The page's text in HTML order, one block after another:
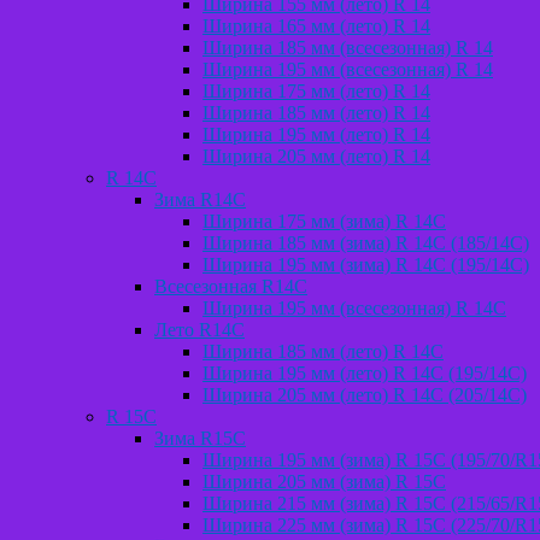
Ширина 165 мм (лето) R 14
Ширина 185 мм (всесезонная) R 14
Ширина 195 мм (всесезонная) R 14
Ширина 175 мм (лето) R 14
Ширина 185 мм (лето) R 14
Ширина 195 мм (лето) R 14
Ширина 205 мм (лето) R 14
R 14C
Зима R14C
Ширина 175 мм (зима) R 14С
Ширина 185 мм (зима) R 14С (185/14С)
Ширина 195 мм (зима) R 14С (195/14С)
Всесезонная R14C
Ширина 195 мм (всесезонная) R 14C
Лето R14C
Ширина 185 мм (лето) R 14С
Ширина 195 мм (лето) R 14С (195/14С)
Ширина 205 мм (лето) R 14С (205/14С)
R 15C
Зима R15С
Ширина 195 мм (зима) R 15С (195/70/
Ширина 205 мм (зима) R 15C
Ширина 215 мм (зима) R 15С (215/65/
Ширина 225 мм (зима) R 15С (225/70/